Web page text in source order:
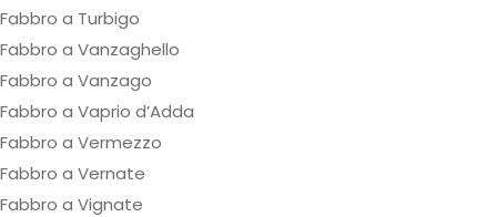
Fabbro a Turbigo
Fabbro a Vanzaghello
Fabbro a Vanzago
Fabbro a Vaprio d’Adda
Fabbro a Vermezzo
Fabbro a Vernate
Fabbro a Vignate